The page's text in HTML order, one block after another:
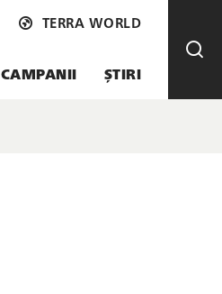
CAMPANII ȘTIRI
TERRA WORLD